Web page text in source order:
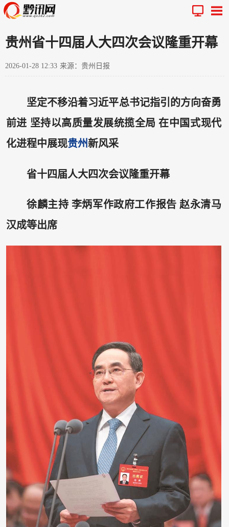
贵州省十四届人大四次会议隆重开幕
2026-01-28 12:33 来源：贵州日报
坚定不移沿着习近平总书记指引的方向奋勇
前进 坚持以高质量发展统揽全局 在中国式现代
化进程中展现贵州新风采
省十四届人大四次会议隆重开幕
徐麟主持 李炳军作政府工作报告 赵永清马
汉成等出席